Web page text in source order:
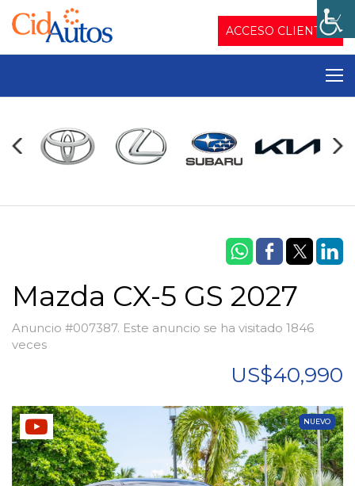
ACCESO CLIENTES
Mazda CX-5 GS 2027
Anuncio #007387. Este anuncio se ha visitado 1846
veces
US$40,990
NUEVO